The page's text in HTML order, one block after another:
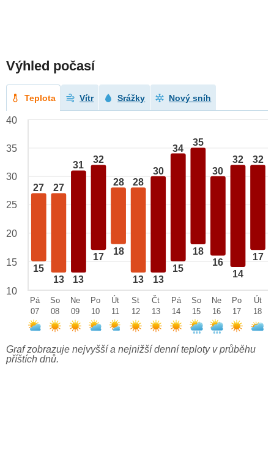
Výhled počasí
Teplota Vítr Srážky Nový sníh
27
15
27
13
31
13
32
17
28
18
28
13
30
13
34
15
35
18
30
16
32
14
32
17
40
35
30
25
20
15
10
Pá
07
So
08
Ne
09
Po
10
Út
11
St
12
Čt
13
Pá
14
So
15
Ne
16
Po
17
Út
18
Graf zobrazuje nejvyšší a nejnižší denní teploty v průběhu
příštích dnů.